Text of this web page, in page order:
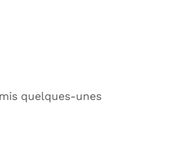
quelques-unes